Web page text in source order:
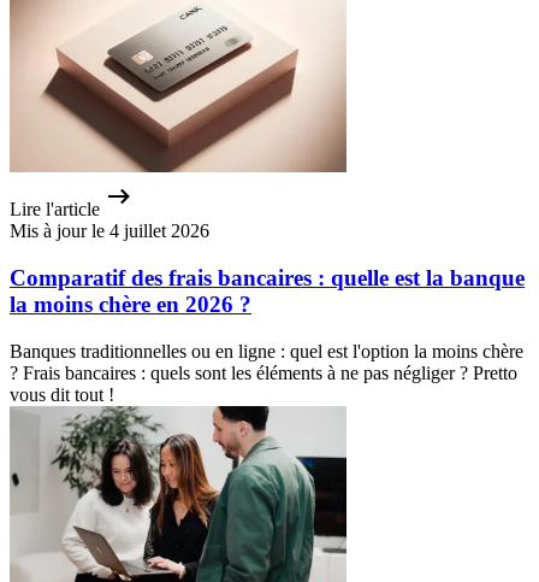
Lire l'article
Mis à jour le 4 juillet 2026
Comparatif des frais bancaires : quelle est la banque
la moins chère en 2026 ?
Banques traditionnelles ou en ligne : quel est l'option la moins chère
? Frais bancaires : quels sont les éléments à ne pas négliger ? Pretto
vous dit tout !